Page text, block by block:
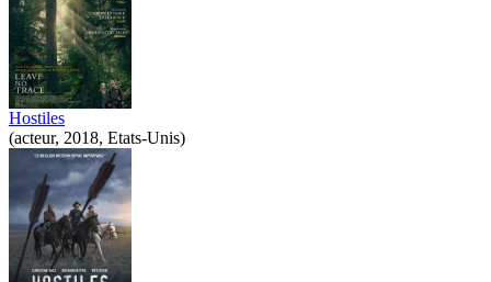
Hostiles
(acteur, 2018, Etats-Unis)